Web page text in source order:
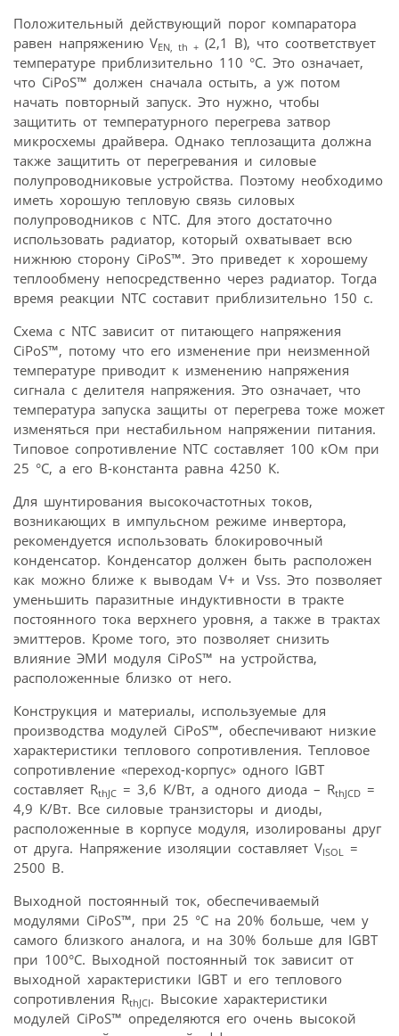
Положительный действующий порог компаратора
равен напряжению VEN, th + (2,1 В), что соответствует
температуре приблизительно 110 °C. Это означает,
что CiPoS™ должен сначала остыть, а уж потом
начать повторный запуск. Это нужно, чтобы
защитить от температурного перегрева затвор
микросхемы драйвера. Однако теплозащита должна
также защитить от перегревания и силовые
полупроводниковые устройства. Поэтому необходимо
иметь хорошую тепловую связь силовых
полупроводников с NTC. Для этого достаточно
использовать радиатор, который охватывает всю
нижнюю сторону CiPoS™. Это приведет к хорошему
теплообмену непосредственно через радиатор. Тогда
время реакции NTC составит приблизительно 150 с.
Схема с NTC зависит от питающего напряжения
CiPoS™, потому что его изменение при неизменной
температуре приводит к изменению напряжения
сигнала с делителя напряжения. Это означает, что
температура запуска защиты от перегрева тоже может
изменяться при нестабильном напряжении питания.
Типовое сопротивление NTC составляет 100 кОм при
25 °C, а его B-константа равна 4250 К.
Для шунтирования высокочастотных токов,
возникающих в импульсном режиме инвертора,
рекомендуется использовать блокировочный
конденсатор. Конденсатор должен быть расположен
как можно ближе к выводам V+ и Vss. Это позволяет
уменьшить паразитные индуктивности в тракте
постоянного тока верхнего уровня, а также в трактах
эмиттеров. Кроме того, это позволяет снизить
влияние ЭМИ модуля CiPoS™ на устройства,
расположенные близко от него.
Конструкция и материалы, используемые для
производства модулей CiPoS™, обеспечивают низкие
характеристики теплового сопротивления. Тепловое
сопротивление «переход-корпус» одного IGBT
составляет RthJC = 3,6 К/Вт, а одного диода – RthJCD =
4,9 К/Вт. Все силовые транзисторы и диоды,
расположенные в корпусе модуля, изолированы друг
от друга. Напряжение изоляции составляет VISOL
=
2500 В.
Выходной постоянный ток, обеспечиваемый
модулями CiPoS™, при 25 °С на 20% больше, чем у
самого близкого аналога, и на 30% больше для IGBT
при 100°C. Выходной постоянный ток зависит от
выходной характеристики IGBT и его теплового
сопротивления RthJCI. Высокие характеристики
модулей CiPoS™ определяются его очень высокой